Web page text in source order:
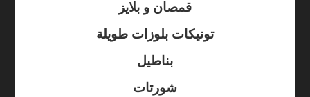
قمصان و بلايز
تونيكات بلوزات طويلة
بناطيل
شورتات